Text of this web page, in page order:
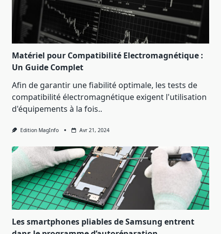
Matériel pour Compatibilité Electromagnétique :
Un Guide Complet
Afin de garantir une fiabilité optimale, les tests de
compatibilité électromagnétique exigent l'utilisation
d'équipements à la fois..
Edition MagInfo Avr 21, 2024
Les smartphones pliables de Samsung entrent